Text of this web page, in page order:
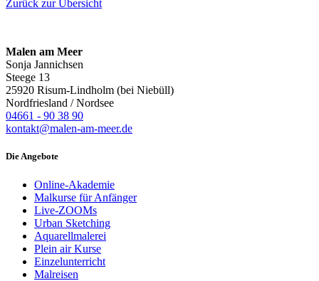
Zurück zur Übersicht
Malen am Meer
Sonja Jannichsen
Steege 13
25920 Risum-Lindholm (bei Niebüll)
Nordfriesland / Nordsee
04661 - 90 38 90
kontakt@malen-am-meer.de
Die Angebote
Online-Akademie
Malkurse für Anfänger
Live-ZOOMs
Urban Sketching
Aquarellmalerei
Plein air Kurse
Einzelunterricht
Malreisen